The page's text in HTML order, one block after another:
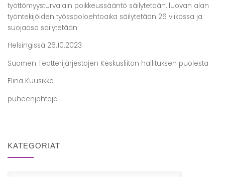
työttömyysturvalain poikkeussääntö säilytetään, luovan alan
työntekijöiden työssäoloehtoaika säilytetään 26 viikossa ja
suojaosa säilytetään
Helsingissä 26.10.2023
Suomen Teatterijärjestöjen Keskusliiton hallituksen puolesta
Elina Kuusikko
puheenjohtaja
KATEGORIAT